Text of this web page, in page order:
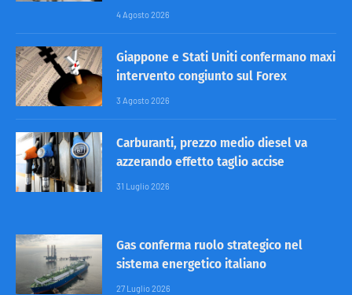
4 Agosto 2026
Giappone e Stati Uniti confermano maxi
intervento congiunto sul Forex
3 Agosto 2026
Carburanti, prezzo medio diesel va
azzerando effetto taglio accise
31 Luglio 2026
Gas conferma ruolo strategico nel
sistema energetico italiano
27 Luglio 2026